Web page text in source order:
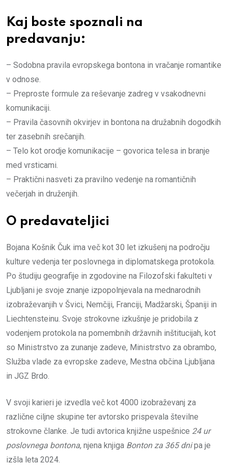
Kaj boste spoznali na
predavanju:
– Sodobna pravila evropskega bontona in vračanje romantike
v odnose.
– Preproste formule za reševanje zadreg v vsakodnevni
komunikaciji.
– Pravila časovnih okvirjev in bontona na družabnih dogodkih
ter zasebnih srečanjih.
– Telo kot orodje komunikacije – govorica telesa in branje
med vrsticami.
– Praktični nasveti za pravilno vedenje na romantičnih
večerjah in druženjih.
O predavateljici
Bojana Košnik Čuk ima več kot 30 let izkušenj na področju
kulture vedenja ter poslovnega in diplomatskega protokola.
Po študiju geografije in zgodovine na Filozofski fakulteti v
Ljubljani je svoje znanje izpopolnjevala na mednarodnih
izobraževanjih v Švici, Nemčiji, Franciji, Madžarski, Španiji in
Liechtensteinu. Svoje strokovne izkušnje je pridobila z
vodenjem protokola na pomembnih državnih inštitucijah, kot
so Ministrstvo za zunanje zadeve, Ministrstvo za obrambo,
Služba vlade za evropske zadeve, Mestna občina Ljubljana
in JGZ Brdo.
V svoji karieri je izvedla več kot 4000 izobraževanj za
različne ciljne skupine ter avtorsko prispevala številne
strokovne članke. Je tudi avtorica knjižne uspešnice 24 ur
poslovnega bontona, njena knjiga Bonton za 365 dnipa je
izšla leta 2024.